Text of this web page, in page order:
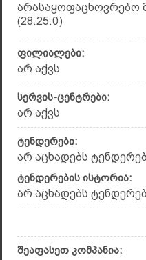
არასაყოფაცხოვრებო
(28.25.0)
ფილიალები:
არ აქვს
სერვის-ცენტრები:
არ აქვს
ტენდერები:
არ აცხადებს
ტენდერების ისტორია:
არ აცხადებს
შეაფასეთ კომპანია: